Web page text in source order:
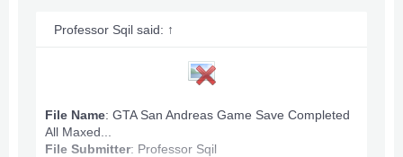
***O conteúdo oculto não pode ser citado.***
Professor Sqil said: ↑
File Name: GTA San Andreas Game Save Completed
All Maxed...
File Submitter: Professor Sqil